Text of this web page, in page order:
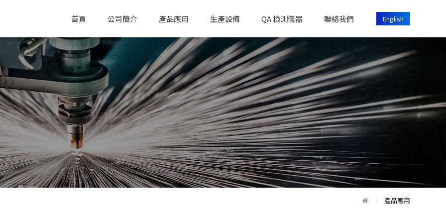
English
首頁 公司簡介 產品應用 生產設備 QA 檢測儀器 聯絡我們
產品應用